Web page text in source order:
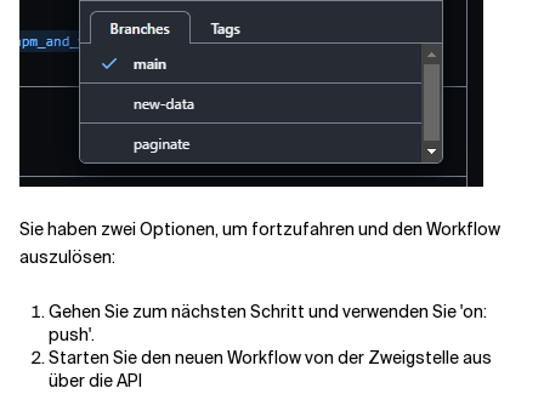
Sie haben zwei Optionen, um fortzufahren und den Workflow
auszulösen:
Gehen Sie zum nächsten Schritt und verwenden Sie 'on:
push'.
Starten Sie den neuen Workflow von der Zweigstelle aus
über die API